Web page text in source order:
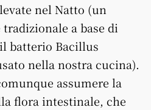
nel Natto (un
a base di
batterio Bacillus
nella nostra cucina).
assumere la
flora intestinale, che